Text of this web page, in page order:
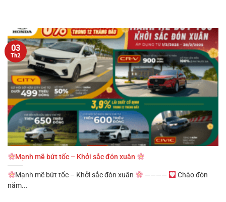
Mạnh mẽ bứt tốc – Khởi sắc đón xuân
Mạnh mẽ bứt tốc – Khởi sắc đón xuân ————
Chào đón
năm...
03
Th2